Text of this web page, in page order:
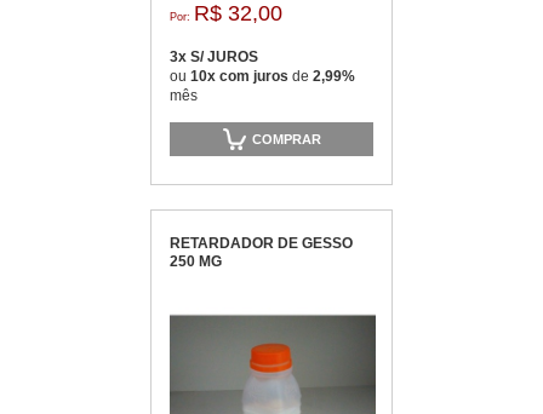
Por: R$ 32,00
3x S/ JUROS
ou 10x com juros de 2,99%
mês
COMPRAR
RETARDADOR DE GESSO
250 MG